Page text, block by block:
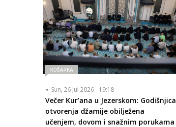
KOŠARKA
Sun, 26 Jul 2026 - 19:18
Večer Kur’ana u Jezerskom: Godišnjica
otvorenja džamije obilježena
učenjem, dovom i snažnim porukama